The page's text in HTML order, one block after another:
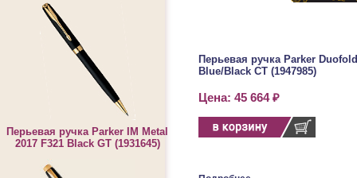
Перьевая ручка Parker IM Metal
2017 F321 Black GT (1931645)
Перьевая ручка Parker
Blue/Black CT (1947985)
Цена: 45 664 ₽